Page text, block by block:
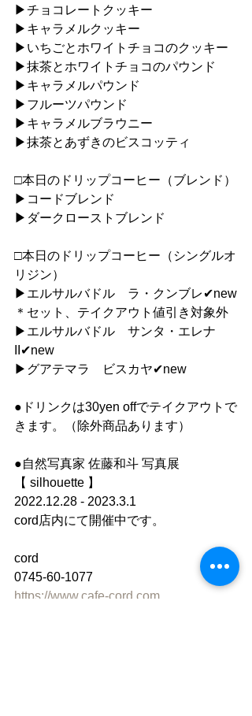
▶︎チョコレートクッキー
▶︎キャラメルクッキー
▶︎いちごとホワイトチョコのクッキー
▶︎抹茶とホワイトチョコのパウンド
▶︎キャラメルパウンド
▶︎フルーツパウンド
▶︎キャラメルブラウニー
▶︎抹茶とあずきのビスコッティ
□本日のドリップコーヒー（ブレンド）
▶︎コードブレンド
▶︎ダークローストブレンド
□本日のドリップコーヒー（シングルオ
リジン）
▶︎エルサルバドル　ラ・クンブレ✔︎new
＊セット、テイクアウト値引き対象外
▶︎エルサルバドル　サンタ・エレナ
II✔︎new
▶︎グアテマラ　ビスカヤ✔︎new
●ドリンクは30yen offでテイクアウトで
きます。（除外商品あります）
●自然写真家 佐藤和斗 写真展
【 silhouette 】
2022.12.28 - 2023.3.1
cord店内にて開催中です。
cord
0745-60-1077
https://www.cafe-cord.com